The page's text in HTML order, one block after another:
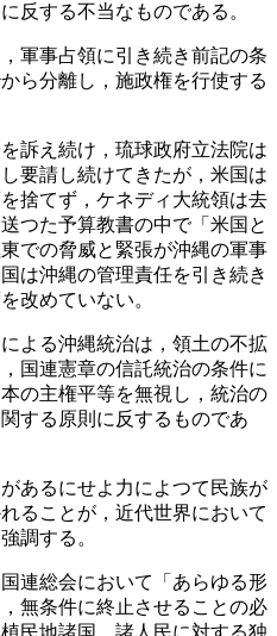
反する不当なものである。
軍事占領に引き続き前記の条
ら分離し，施政権を行使する
訴え続け，琉球政府立法院は
要請し続けてきたが，米国は
捨てず，ケネディ大統領は去
つた予算教書の中で「米国と
での脅威と緊張が沖縄の軍事
は沖縄の管理責任を引き続き
改めていない。
よる沖縄統治は，領土の不拡
国連憲章の信託統治の条件に
の主権平等を無視し，統治の
する原則に反するものであ
あるにせよ力によつて民族が
ることが，近代世界において
調する。
連総会において「あらゆる形
無条件に終止させることの必
民地諸国，諸人民に対する独